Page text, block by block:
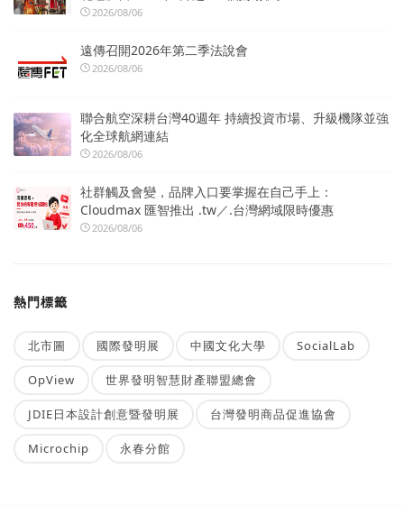
2026/08/06
遠傳召開2026年第二季法說會
2026/08/06
聯合航空深耕台灣40週年 持續投資市場、升級機隊並強
化全球航網連結
2026/08/06
社群觸及會變，品牌入口要掌握在自己手上：
Cloudmax 匯智推出 .tw／.台灣網域限時優惠
2026/08/06
熱門標籤
北市圖 國際發明展 中國文化大學 SocialLab
OpView 世界發明智慧財產聯盟總會
JDIE日本設計創意暨發明展 台灣發明商品促進協會
Microchip 永春分館